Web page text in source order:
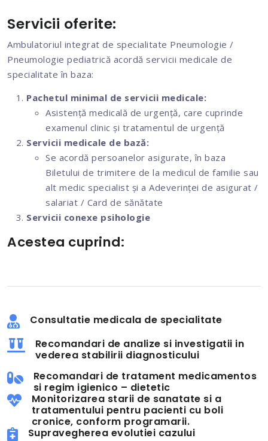
Servicii oferite:
Ambulatoriul integrat de specialitate Pneumologie /
Pneumologie pediatrică acordă servicii medicale de
specialitate în baza:
Pachetul minimal de servicii medicale:
Asistență medicală de urgență, care cuprinde
examenul clinic și tratamentul de urgență
Servicii medicale de bază:
Se acordă persoanelor asigurate, în baza
Biletului de trimitere de la medicul de familie sau
alt medic specialist și a Adeverinței de asigurat /
salariat / Card de sănătate
Servicii conexe psihologie
Acestea cuprind:
Consultatie medicala de specialitate
Recomandari de analize si investigatii in
vederea stabilirii diagnosticului
Recomandari de tratament medicamentos
si regim igienico – dietetic
Monitorizarea starii de sanatate si a
tratamentului pentru pacienti cu boli
cronice, conform programarii.
Supravegherea evolutiei cazului